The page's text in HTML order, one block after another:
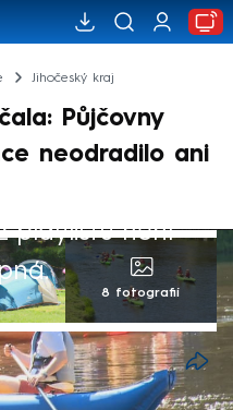
Jihočeský kraj
Půjčovny
neodradilo ani
playlistu není
8 fotografií